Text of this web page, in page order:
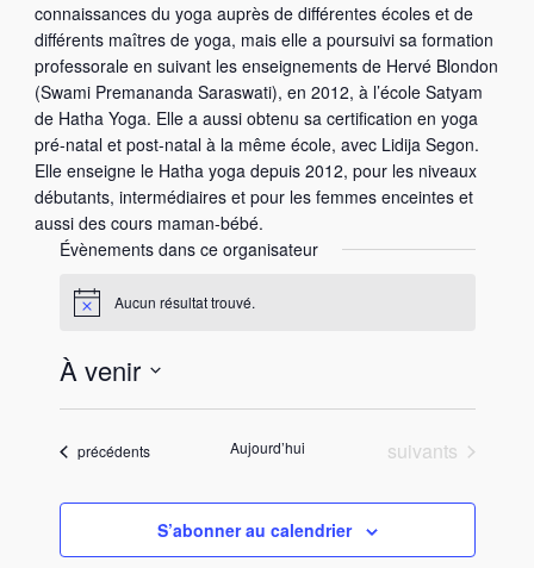
connaissances du yoga auprès de différentes écoles et de
différents maîtres de yoga, mais elle a poursuivi sa formation
professorale en suivant les enseignements de Hervé Blondon
(Swami Premananda Saraswati), en 2012, à l’école Satyam
de Hatha Yoga. Elle a aussi obtenu sa certification en yoga
pré-natal et post-natal à la même école, avec Lidija Segon.
Elle enseigne le Hatha yoga depuis 2012, pour les niveaux
débutants, intermédiaires et pour les femmes enceintes et
aussi des cours maman-bébé.
Évènements dans ce organisateur
N
i
c
e
Aucun résultat trouvé.
À venir
S
l
t
Évènements
précédents Aujourd’hui Évènements
suivants
S’abonner au calendrier